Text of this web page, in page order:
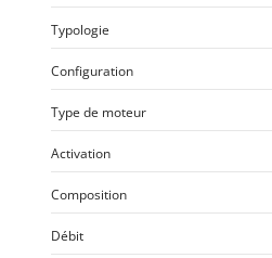
Tondeuses
Trancheuses
Trancheuses de sol
Transpalettes
Treuils de débardage
Tronçonneuses
Vêtements de Sécurité
Landxcape
LAR Casalinghi
Lavor
Linea VZ
Lisam
M.A.I.BO.
Typologie
Configuration
Type de moteur
Activation
Composition
Débit